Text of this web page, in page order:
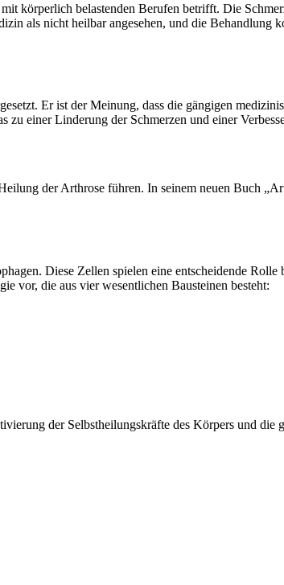
körperlich belastenden Berufen betrifft. Die
als nicht heilbar angesehen, und die Behandlung
Er ist der Meinung, dass die gängigen
einer Linderung der Schmerzen und einer
der Arthrose führen. In seinem neuen Buch
Diese Zellen spielen eine entscheidende Rolle
vor, die aus vier wesentlichen Bausteinen besteht:
der Selbstheilungskräfte des Körpers und die